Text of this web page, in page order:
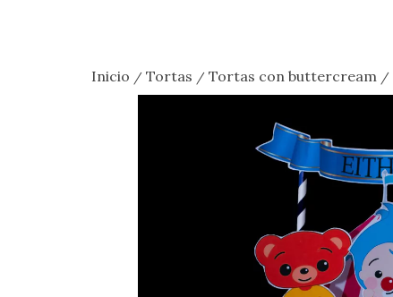
Inicio / Tortas / Tortas con buttercream /